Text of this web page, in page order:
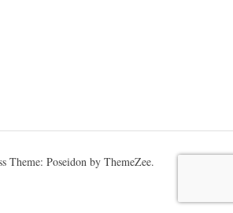
Theme: Poseidon by ThemeZee.